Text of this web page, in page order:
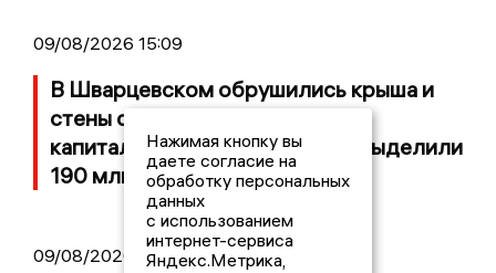
09/08/2026 15:09
В Шварцевском обрушились крыша и
стены спортзала школы, на
капитальный ремонт которой выделили
190 млн рублей
09/08/2026 12:30
Нажимая кнопку вы
даете согласие на
обработку персональных
данных
с использованием
интернет-сервиса
Яндекс.Метрика,